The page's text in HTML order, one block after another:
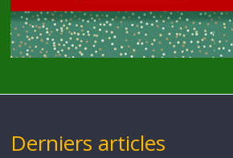
Derniers articles